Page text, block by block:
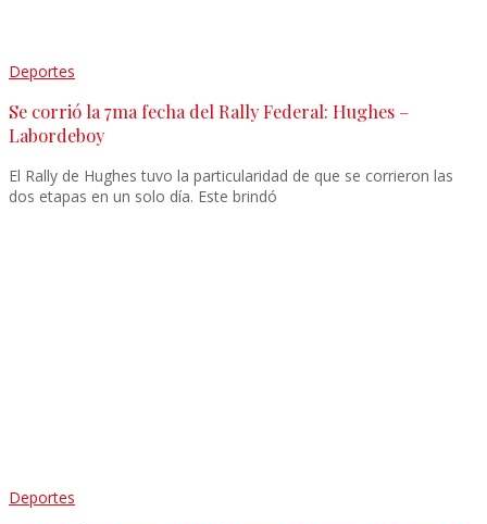
Deportes
Se corrió la 7ma fecha del Rally Federal: Hughes –
Labordeboy
El Rally de Hughes tuvo la particularidad de que se corrieron las
dos etapas en un solo día. Este brindó
Deportes